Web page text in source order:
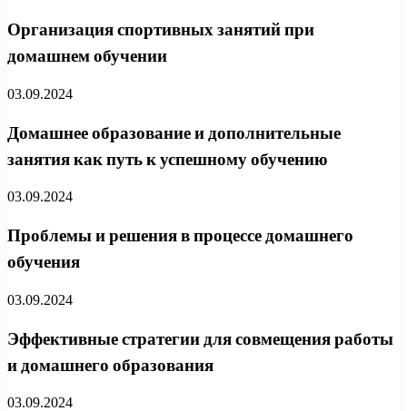
Организация спортивных занятий при
домашнем обучении
03.09.2024
Домашнее образование и дополнительные
занятия как путь к успешному обучению
03.09.2024
Проблемы и решения в процессе домашнего
обучения
03.09.2024
Эффективные стратегии для совмещения работы
и домашнего образования
03.09.2024